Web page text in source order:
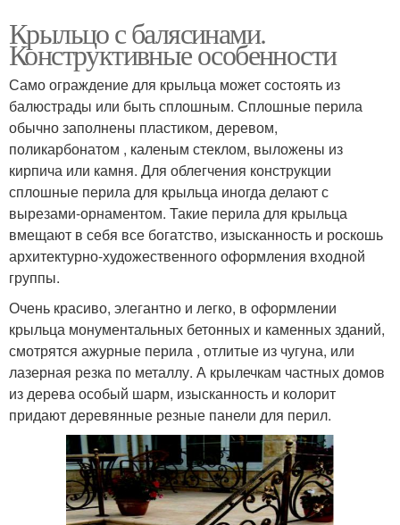
Крыльцо с балясинами.
Конструктивные особенности
Само ограждение для крыльца может состоять из
балюстрады или быть сплошным. Сплошные перила
обычно заполнены пластиком, деревом,
поликарбонатом , каленым стеклом, выложены из
кирпича или камня. Для облегчения конструкции
сплошные перила для крыльца иногда делают с
вырезами-орнаментом. Такие перила для крыльца
вмещают в себя все богатство, изысканность и роскошь
архитектурно-художественного оформления входной
группы.
Очень красиво, элегантно и легко, в оформлении
крыльца монументальных бетонных и каменных зданий,
смотрятся ажурные перила , отлитые из чугуна, или
лазерная резка по металлу. А крылечкам частных домов
из дерева особый шарм, изысканность и колорит
придают деревянные резные панели для перил.